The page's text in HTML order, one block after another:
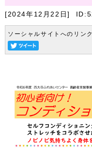
[2024年12月22日]
ソーシャルサイトへのリン